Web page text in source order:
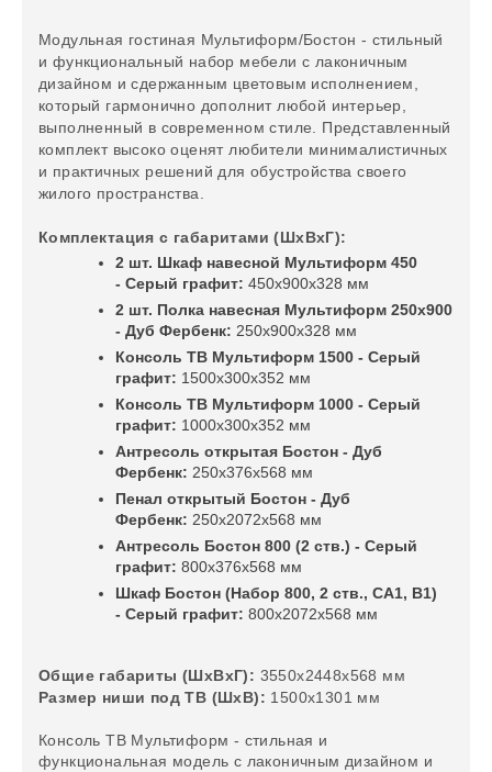
Модульная гостиная Мультиформ/Бостон - стильный
и функциональный набор мебели с лаконичным
дизайном и сдержанным цветовым исполнением,
который гармонично дополнит любой интерьер,
выполненный в современном стиле. Представленный
комплект высоко оценят любители минималистичных
и практичных решений для обустройства своего
жилого пространства.
Комплектация с габаритами (ШхВхГ):
2 шт. Шкаф навесной Мультиформ 450
- Серый графит: 450х900х328 мм
2 шт. Полка навесная Мультиформ 250х900
- Дуб Фербенк: 250х900х328 мм
Консоль ТВ Мультиформ 1500 - Серый
графит: 1500х300х352 мм
Консоль ТВ Мультиформ 1000 - Серый
графит: 1000х300х352 мм
Антресоль открытая Бостон - Дуб
Фербенк: 250х376х568 мм
Пенал открытый Бостон - Дуб
Фербенк: 250х2072х568 мм
Антресоль Бостон 800 (2 ств.) - Серый
графит: 800х376х568 мм
Шкаф Бостон (Набор 800, 2 ств., СА1, В1)
- Серый графит: 800х2072х568 мм
Общие габариты (ШхВхГ): 3550х2448х568 мм
Размер ниши под ТВ (ШхВ): 1500х1301 мм
Консоль ТВ Мультиформ - стильная и
функциональная модель с лаконичным дизайном и